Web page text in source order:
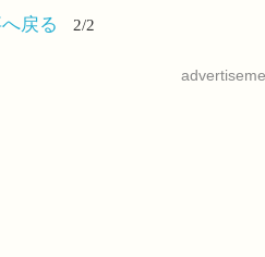
戻る 2/2